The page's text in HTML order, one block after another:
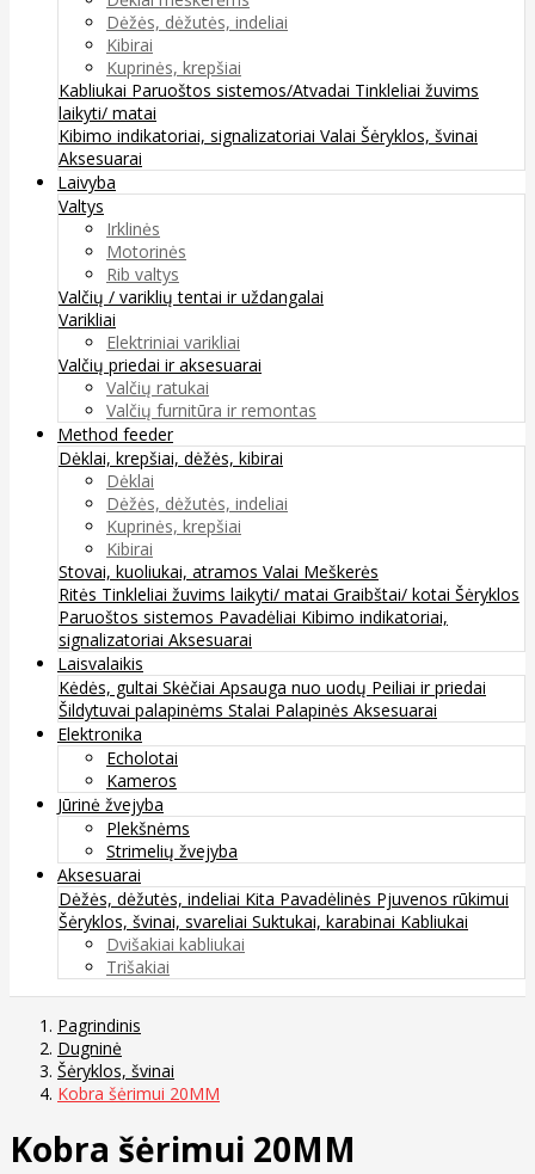
Dėžės, dėžutės, indeliai
Kibirai
Kuprinės, krepšiai
Kabliukai Paruoštos sistemos/Atvadai Tinkleliai žuvims
laikyti/ matai
Kibimo indikatoriai, signalizatoriai Valai Šėryklos, švinai
Aksesuarai
Laivyba
Valtys
Irklinės
Motorinės
Rib valtys
Valčių / variklių tentai ir uždangalai
Varikliai
Elektriniai varikliai
Valčių priedai ir aksesuarai
Valčių ratukai
Valčių furnitūra ir remontas
Method feeder
Dėklai, krepšiai, dėžės, kibirai
Dėklai
Dėžės, dėžutės, indeliai
Kuprinės, krepšiai
Kibirai
Stovai, kuoliukai, atramos Valai Meškerės
Ritės Tinkleliai žuvims laikyti/ matai Graibštai/ kotai Šėryklos
Paruoštos sistemos Pavadėliai Kibimo indikatoriai,
signalizatoriai Aksesuarai
Laisvalaikis
Kėdės, gultai Skėčiai Apsauga nuo uodų Peiliai ir priedai
Šildytuvai palapinėms Stalai Palapinės Aksesuarai
Elektronika
Echolotai
Kameros
Jūrinė žvejyba
Plekšnėms
Strimelių žvejyba
Aksesuarai
Dėžės, dėžutės, indeliai Kita Pavadėlinės Pjuvenos rūkimui
Šėryklos, švinai, svareliai Suktukai, karabinai Kabliukai
Dvišakiai kabliukai
Trišakiai
Pagrindinis
Dugninė
Šėryklos, švinai
Kobra šėrimui 20MM
Kobra šėrimui 20MM